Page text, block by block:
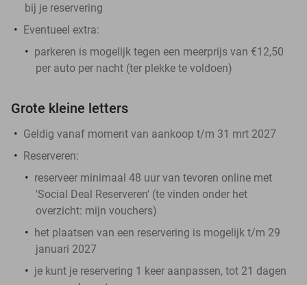
bij je reservering
Eventueel extra:
parkeren is mogelijk tegen een meerprijs van €12,50
per auto per nacht (ter plekke te voldoen)
Grote kleine letters
Geldig vanaf moment van aankoop t/m 31 mrt 2027
Reserveren:
reserveer minimaal 48 uur van tevoren online met
'Social Deal Reserveren' (te vinden onder het
overzicht: mijn vouchers)
het plaatsen van een reservering is mogelijk t/m 29
januari 2027
je kunt je reservering 1 keer aanpassen, tot 21 dagen